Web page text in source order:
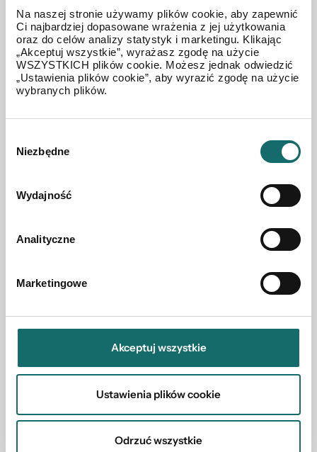
Na naszej stronie używamy plików cookie, aby zapewnić
Ci najbardziej dopasowane wrażenia z jej użytkowania
oraz do celów analizy statystyk i marketingu. Klikając
„Akceptuj wszystkie”, wyrażasz zgodę na użycie
WSZYSTKICH plików cookie. Możesz jednak odwiedzić
„Ustawienia plików cookie”, aby wyrazić zgodę na użycie
wybranych plików.
zgody
Niezbędne
Wydajność
Analityczne
Marketingowe
Akceptuj wszystkie
Ustawienia plików cookie
Odrzuć wszystkie
Słup | 1394 m2
200 000 PLN
Działka budowlana Słup 1006 m2
2